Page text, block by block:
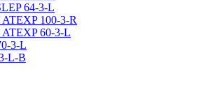
64-3-L
100-3-R
60-3-L
3-L
L-B